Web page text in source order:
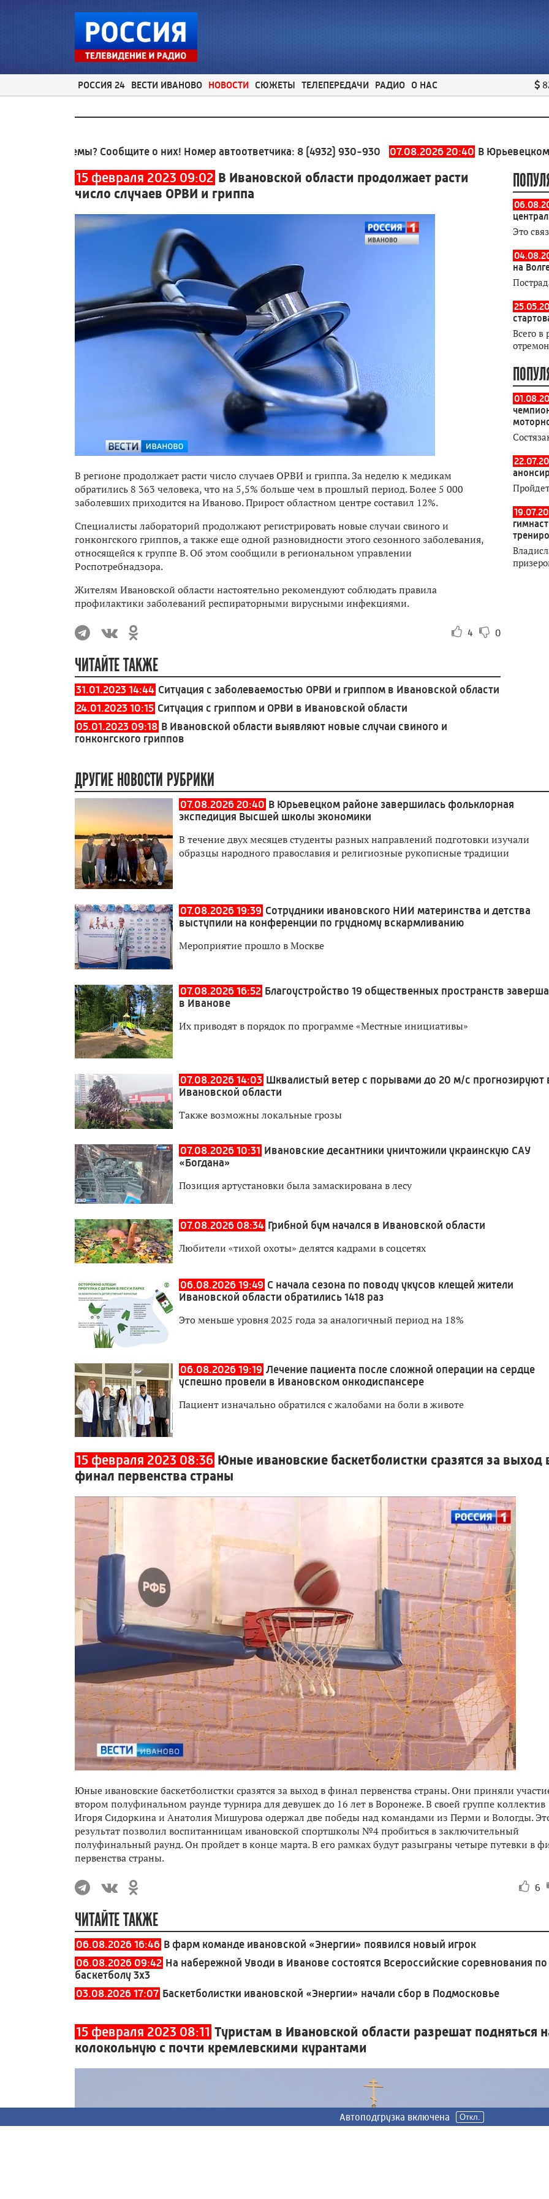
РОССИЯ 24 ВЕСТИ ИВАНОВО НОВОСТИ СЮЖЕТЫ ТЕЛЕПЕРЕДАЧИ РАДИО О НАС
Сообщите о них! Номер автоответчика:8 (4932) 930-930 07.08.2026 20:40 В Юрьевецком районе
15 февраля 2023 09:02 В Ивановской области продолжает расти
число случаев ОРВИ и гриппа
В регионе продолжает расти число случаев ОРВИ и гриппа. За неделю к медикам
обратились 8 363 человека, что на 5,5% больше чем в прошлый период. Более 5 000
заболевших приходится на Иваново. Прирост областном центре составил 12%.
Специалисты лабораторий продолжают регистрировать новые случаи свиного и
гонконгского гриппов, а также еще одной разновидности этого сезонного заболевания,
относящейся к группе B. Об этом сообщили в региональном управлении
Роспотребнадзора.
Жителям Ивановской области настоятельно рекомендуют соблюдать правила
профилактики заболеваний респираторными вирусными инфекциями.
4 0
ЧИТАЙТЕ ТАКЖЕ
31.01.2023 14:44 Ситуация с заболеваемостью ОРВИ и гриппом в Ивановской области
24.01.2023 10:15 Ситуация с гриппом и ОРВИ в Ивановской области
05.01.2023 09:18 В Ивановской области выявляют новые случаи свиного и
гонконгского гриппов
Это
на
Всего в
ДРУГИЕ НОВОСТИ РУБРИКИ
07.08.2026 20:40 В Юрьевецком районе завершилась фольклорная
экспедиция Высшей школы экономики
В течение двух месяцев студенты разных направлений подготовки изучали
образцы народного православия и религиозные рукописные традиции
07.08.2026 19:39 Сотрудники ивановского НИИ материнства и детства
выступили на конференции по грудному вскармливанию
Мероприятие прошло в Москве
07.08.2026 16:52 Благоустройство 19 общественных пространств
в Иванове
Их приводят в порядок по программе «Местные инициативы»
07.08.2026 14:03 Шквалистый ветер с порывами до 20 м/с прогнозируют
Ивановской области
Также возможны локальные грозы
07.08.2026 10:31 Ивановские десантники уничтожили украинскую САУ
«Богдана»
Позиция артустановки была замаскирована в лесу
07.08.2026 08:34 Грибной бум начался в Ивановской области
Любители «тихой охоты» делятся кадрами в соцсетях
06.08.2026 19:49 С начала сезона по поводу укусов клещей жители
Ивановской области обратились 1418 раз
Это меньше уровня 2025 года за аналогичный период на 18%
06.08.2026 19:19 Лечение пациента после сложной операции на сердце
успешно провели в Ивановском онкодиспансере
Пациент изначально обратился с жалобами на боли в животе
15 февраля 2023 08:36 Юные ивановские баскетболистки сразятся за выход
финал первенства страны
Юные ивановские баскетболистки сразятся за выход в финал первенства страны. Они приняли
втором полуфинальном раунде турнира для девушек до 16 лет в Воронеже. В своей группе коллектив
Игоря Сидоркина и Анатолия Мишурова одержал две победы над командами из Перми и Вологды.
результат позволил воспитанницам ивановской спортшколы №4 пробиться в заключительный
полуфинальный раунд. Он пройдет в конце марта. В его рамках будут разыграны четыре путевки в
первенства страны.
6
ЧИТАЙТЕ ТАКЖЕ
06.08.2026 16:46 В фарм команде ивановской «Энергии» появился новый игрок
06.08.2026 09:42 На набережной Уводи в Иванове состоятся Всероссийские соревнования по
баскетболу 3x3
03.08.2026 17:07 Баскетболистки ивановской «Энергии» начали сбор в Подмосковье
15 февраля 2023 08:11 Туристам в Ивановской области разрешат подняться
колокольную с почти кремлевскими курантами
Автоподгрузка включена Откл.
Автоподгрузка включена Откл.